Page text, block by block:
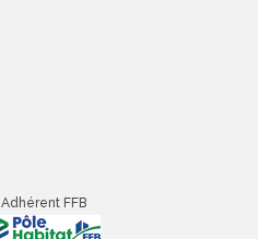
Adhérent FFB